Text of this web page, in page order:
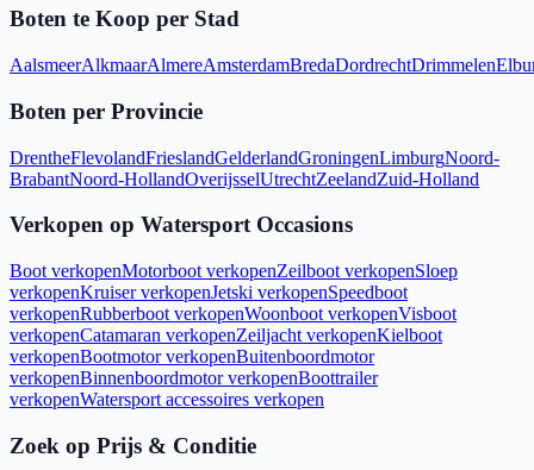
Boten te Koop per Stad
AalsmeerAlkmaarAlmereAmsterdamBredaDordrechtDrimmelen
Boten per Provincie
DrentheFlevolandFrieslandGelderlandGroningenLimburgNoord-
BrabantNoord-HollandOverijsselUtrechtZeelandZuid-Holland
Verkopen op Watersport Occasions
Boot verkopenMotorboot verkopenZeilboot verkopenSloep
verkopenKruiser verkopenJetski verkopenSpeedboot
verkopenRubberboot verkopenWoonboot verkopenVisboot
verkopenCatamaran verkopenZeiljacht verkopenKielboot
verkopenBootmotor verkopenBuitenboordmotor
verkopenBinnenboordmotor verkopenBoottrailer
verkopenWatersport accessoires verkopen
Zoek op Prijs & Conditie